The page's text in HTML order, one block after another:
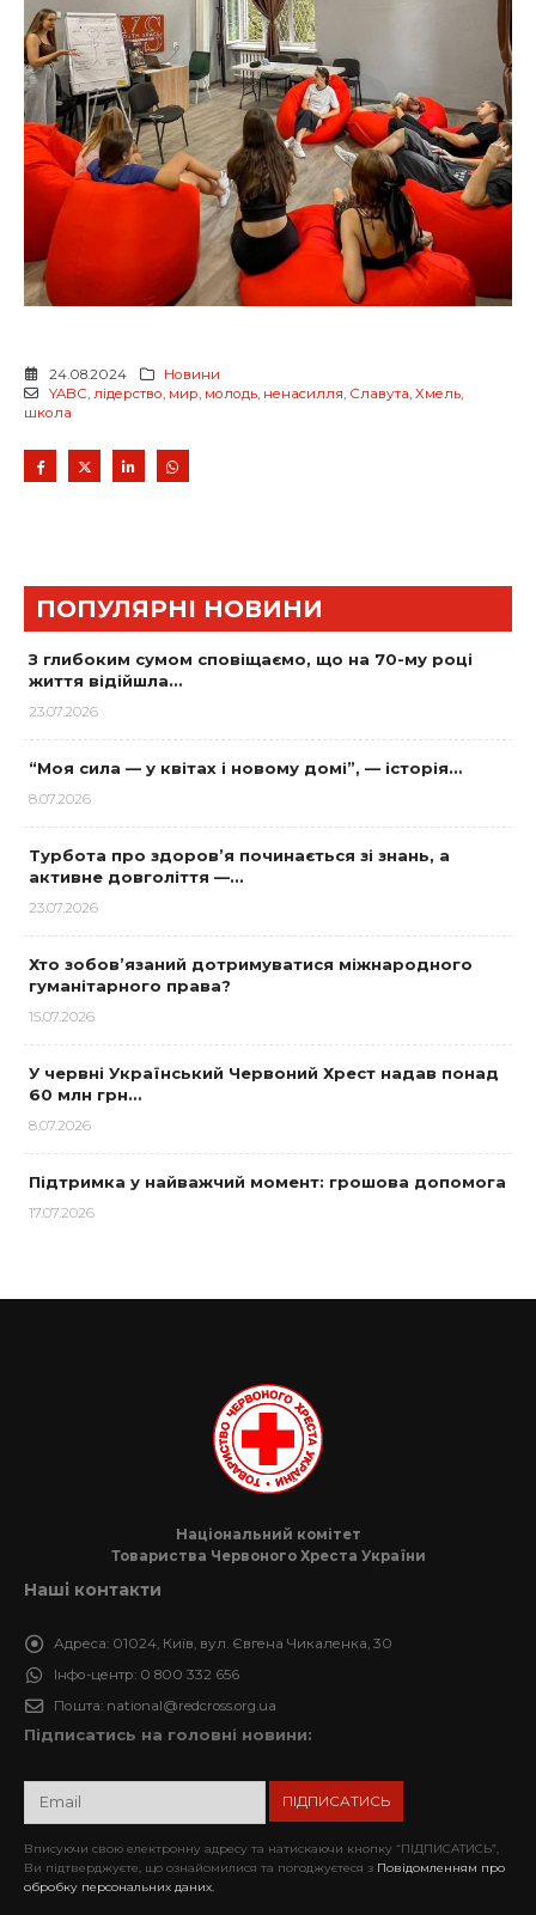
24.08.2024
Новини
YABC лідерство мир молодь, ненасилля Славута Хмель,
школа
ПОПУЛЯРНІ НОВИНИ
З глибоким сумом сповіщаємо, що на 70-му році
життя відійшла…
23.07.2026
“Моя сила — у квітах і новому домі”, — історія…
8.07.2026
Турбота про здоров’я починається зі знань, а
активне довголіття —…
23.07.2026
Хто зобов’язаний дотримуватися міжнародного
гуманітарного права?
15.07.2026
У червні Український Червоний Хрест надав понад
60 млн грн…
8.07.2026
Підтримка у найважчий момент: грошова допомога
17.07.2026
Національний комітет
Товариства Червоного Хреста України
Наші контакти
Адреса: 01024, Київ, вул. Євгена Чикаленка, 30
Інфо-центр: 0 800 332 656
Пошта: national@redcross.org.ua
Підписатись на головні новини:
Вписуючи свою електронну адресу та натискаючи кнопку “ПІДПИСАТИСЬ”,
Ви підтверджуєте, що ознайомилися та погоджуєтеся з Повідомленням про
обробку персональних даних.